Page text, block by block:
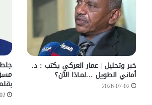
خبر وتحليل | عمار العركي يكتب : د.
أماني الطويل …لمـاذا الآن؟
2026-07-02